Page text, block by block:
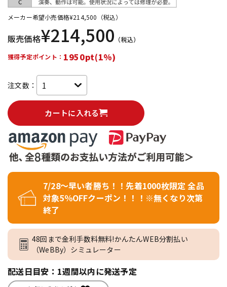
メーカー希望小売価格¥214,500 （税込）
販売価格¥214,500 （税込）
獲得予定ポイント： 1950pt(1%)
注文数：
カートに入れる
7/28～早い者勝ち！！先着1000枚限定 全品
対象5％OFFクーポン！！！※無くなり次第
終了
48回まで金利手数料無料!かんたんWEB分割払い
（WeBBy）シミュレーター
配送日目安：1週間以内に発送予定